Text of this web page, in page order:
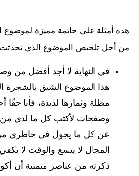
هذه أمثلة على خاتمة مميزة لموضوع
من أجل تلخيص الموضوع الذي
في النهاية لا أجد أفضل من
هذا الموضوع الشيق بالشجرة
مظلة وثمارها لذيذة، فأنا حقًا
وصفحات لأكتب كل ما لدي من
عن كل ما يجول في خاطري من
المجال لا يتسع والوقت لا
ذكرته من عناصر متمنية أن